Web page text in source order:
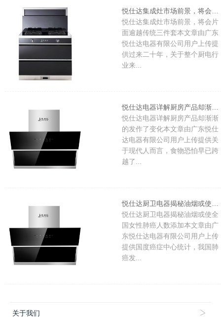
悦仕达集成灶市场前景，将会片
面逾越传统三件套本文章由广东
悦仕达电器有限公司用户上传提
供过来二十年，关于整个厨电行
业来...
悦仕达电器详解厨房产品却渐渐
的发作了变化本文章由广东悦仕
达电器有限公司用户上传提供关
于现代人而言，食物恐怕早已跨
越了...
悦仕达厨卫电器揭秘油烟或使全
国女性肺癌人数添加本文章由广
东悦仕达电器有限公司用户上传
提供国度癌症中心统计，我国肺
癌发...
关于我们